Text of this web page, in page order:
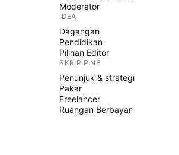
Moderator
IDEA
Dagangan
Pendidikan
Pilihan Editor
SKRIP PINE
Penunjuk & strategi
Pakar
Freelancer
Ruangan Berbayar